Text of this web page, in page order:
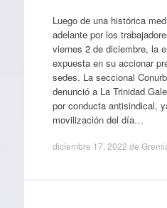
Luego de una histórica
adelante por los
viernes 2 de diciembre, la
expuesta en su accionar
sedes. La seccional
denunció a La Trinidad
por conducta antisindical,
movilización del día…
diciembre 17, 2022 de